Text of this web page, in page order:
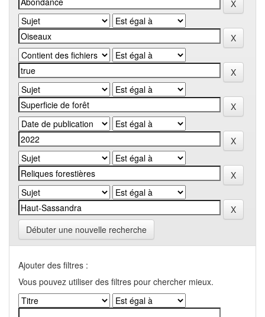
Débuter une nouvelle recherche
Ajouter des filtres :
Vous pouvez utiliser des filtres pour chercher mieux.